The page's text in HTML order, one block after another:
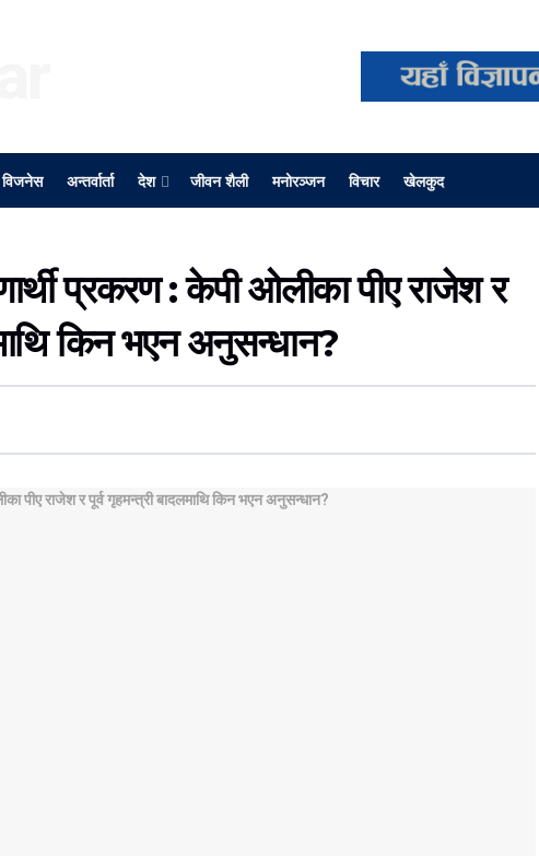
विजनेस अन्तर्वार्ता देश जीवन शैली मनोरञ्जन विचार खेलकुद
प्रकरण : केपी ओलीका पीए राजेश र
किन भएन अनुसन्धान?